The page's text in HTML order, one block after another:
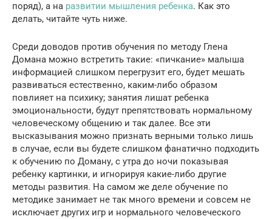
поряд), а на развитии мышления ребенка. Как это
делать, читайте чуть ниже.
Среди доводов против обучения по методу Глена
Домана можно встретить такие: «пичкание» малыша
информацией слишком перегрузит его, будет мешать
развиваться естественно, каким-либо образом
повлияет на психику; занятия лишат ребенка
эмоциональности, будут препятствовать нормальному
человеческому общению и так далее. Все эти
высказывания можно признать верными только лишь
в случае, если вы будете слишком фанатично подходить
к обучению по Доману, с утра до ночи показывая
ребенку картинки, и игнорируя какие-либо другие
методы развития. На самом же деле обучение по
методике занимает не так много времени и совсем не
исключает других игр и нормального человеческого